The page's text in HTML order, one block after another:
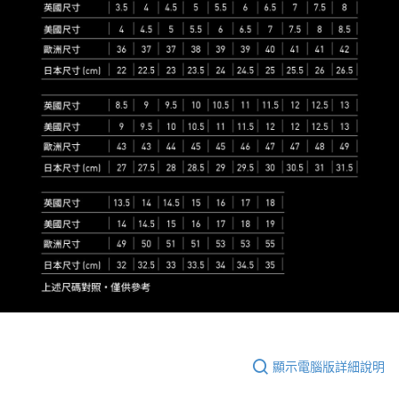
顯示電腦版詳細說明